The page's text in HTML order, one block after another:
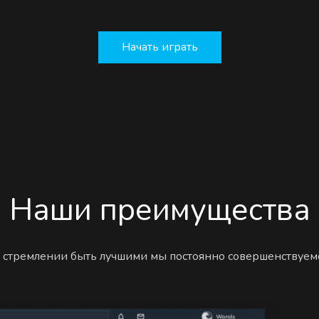
Начать играть
Наши преимущества
быть лучшими мы постоянно